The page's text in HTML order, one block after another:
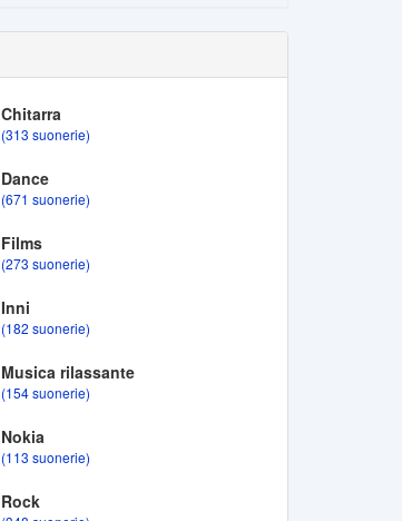
Chitarra
(313 suonerie)
Dance
(671 suonerie)
Films
(273 suonerie)
Inni
(182 suonerie)
Musica rilassante
(154 suonerie)
Nokia
(113 suonerie)
Rock